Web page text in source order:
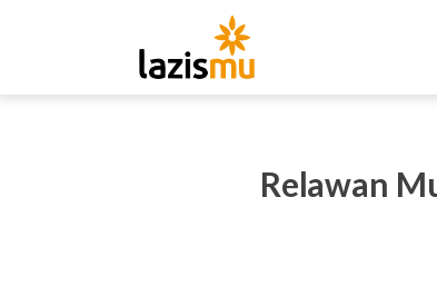
Relawan